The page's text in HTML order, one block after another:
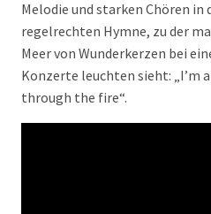
Melodie und starken Chören in
regelrechten Hymne, zu der
Meer von Wunderkerzen bei
Konzerte leuchten sieht: „I’m
through the fire“.